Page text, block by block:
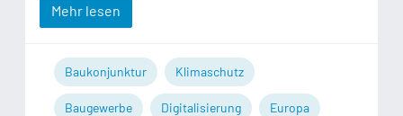
Mehr lesen
Baukonjunktur Klimaschutz
Baugewerbe Digitalisierung Europa